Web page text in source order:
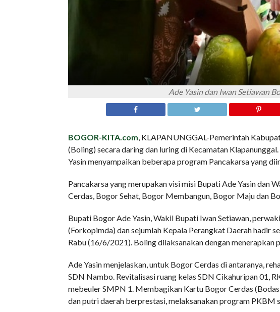
Ade Yasin dan Iwan Setiawan
BOGOR-KITA.com, KLAPANUNGGAL-Pemerintah
(Boling) secara daring dan luring di Kecamatan
Yasin menyampaikan beberapa program Pancakarsa yang
Pancakarsa yang merupakan visi misi Bupati Ade Yasin dan
Cerdas, Bogor Sehat, Bogor Membangun, Bogor Maju dan
Bupati Bogor Ade Yasin, Wakil Bupati Iwan Setiawan,
(Forkopimda) dan sejumlah Kepala Perangkat Daerah hadir
Rabu (16/6/2021). Boling dilaksanakan dengan menerapkan
Ade Yasin menjelaskan, untuk Bogor Cerdas di antaranya,
SDN Nambo. Revitalisasi ruang kelas SDN Cikahuripan 01,
mebeuler SMPN 1. Membagikan Kartu Bogor Cerdas
dan putri daerah berprestasi, melaksanakan program PKBM